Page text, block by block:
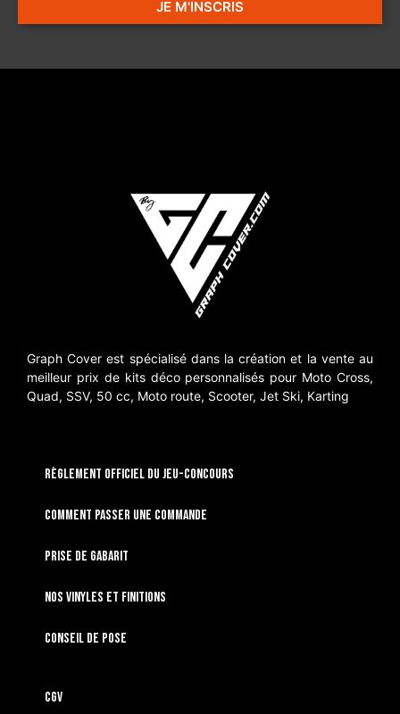
JE M'INSCRIS
Graph Cover est spécialisé dans la création et la vente au
meilleur prix de kits déco personnalisés pour Moto Cross,
Quad, SSV, 50 cc, Moto route, Scooter, Jet Ski, Karting
RÈGLEMENT OFFICIEL DU JEU-CONCOURS
Comment passer une commande
Prise de gabarit
Nos vinyles et finitions
Conseil de pose
CGV